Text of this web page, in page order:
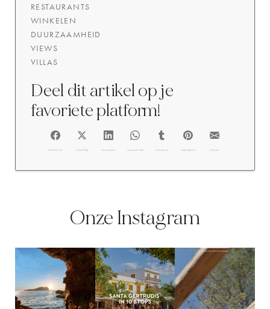
RESTAURANTS
WINKELEN
DUURZAAMHEID
VIEWS
VILLAS
Deel dit artikel op je
favoriete platform!
FACEBOOK @TWITTER @LINKEDIN @WHATSAPP @TUMBLR @PINTEREST @EMAIL
Onze Instagram